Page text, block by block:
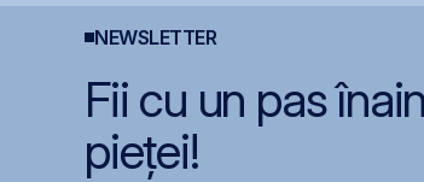
NEWSLETTER
Fii cu un pas
pieței!